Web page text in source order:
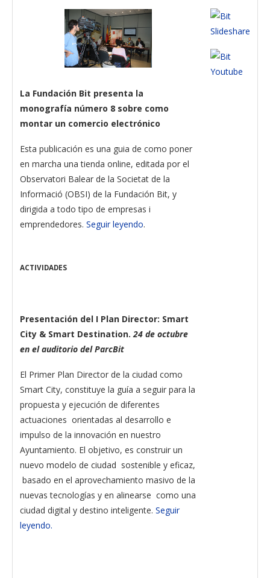
La Fundación Bit presenta la
monografía número 8 sobre como
montar un comercio electrónico
Esta publicación es una guia de como poner
en marcha una tienda online, editada por el
Observatori Balear de la Societat de la
Informació (OBSI) de la Fundación Bit, y
dirigida a todo tipo de empresas i
emprendedores. Seguir leyendo.
ACTIVIDADES
Presentación del I Plan Director: Smart
City & Smart Destination. 24 de octubre
en el auditorio del ParcBit
El Primer Plan Director de la ciudad como
Smart City, constituye la guía a seguir para la
propuesta y ejecución de diferentes
actuaciones orientadas al desarrollo e
impulso de la innovación en nuestro
Ayuntamiento. El objetivo, es construir un
nuevo modelo de ciudad sostenible y eficaz,
basado en el aprovechamiento masivo de la
nuevas tecnologías y en alinearse como una
ciudad digital y destino inteligente. Seguir
leyendo.